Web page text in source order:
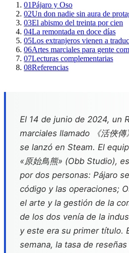
01Pájaro y Oso
02Un don nadie sin aura de
03El abismo del treinta por cien
04La remontada en doce días
05Los extranjeros vienen a
06Artes marciales para gente
07Lecturas complementarias
08Referencias
El 14 de junio de 2024, un
marciales llamado 《活俠傳
se lanzó en Steam. El
«原始鳥熊» (Obb Studio),
por dos personas: Pájaro
código y las operaciones;
el arte y la gestión de la
de los dos venía de la
y este era su primer título.
semana, la tasa de